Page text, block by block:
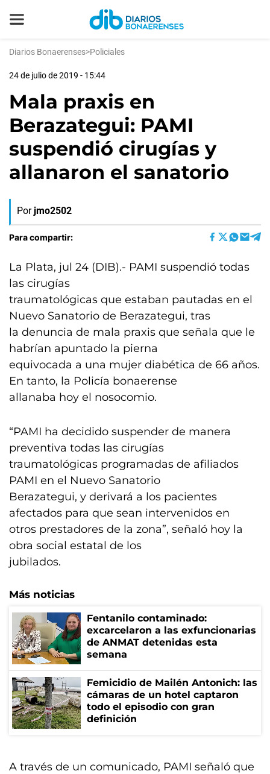
Diarios Bonaerenses>Policiales
24 de julio de 2019 - 15:44
Mala praxis en
Berazategui: PAMI
suspendió cirugías y
allanaron el sanatorio
Por jmo2502
Para compartir:
La Plata, jul 24 (DIB).- PAMI suspendió todas
las cirugías
traumatológicas que estaban pautadas en el
Nuevo Sanatorio de Berazategui, tras
la denuncia de mala praxis que señala que le
habrían apuntado la pierna
equivocada a una mujer diabética de 66 años.
En tanto, la Policía bonaerense
allanaba hoy el nosocomio.
“PAMI ha decidido suspender de manera
preventiva todas las cirugías
traumatológicas programadas de afiliados
PAMI en el Nuevo Sanatorio
Berazategui, y derivará a los pacientes
afectados para que sean intervenidos en
otros prestadores de la zona”, señaló hoy la
obra social estatal de los
jubilados.
Más noticias
Fentanilo contaminado:
excarcelaron a las exfuncionarias
de ANMAT detenidas esta
semana
Femicidio de Mailén Antonich: las
cámaras de un hotel captaron
todo el episodio con gran
definición
A través de un comunicado, PAMI señaló que